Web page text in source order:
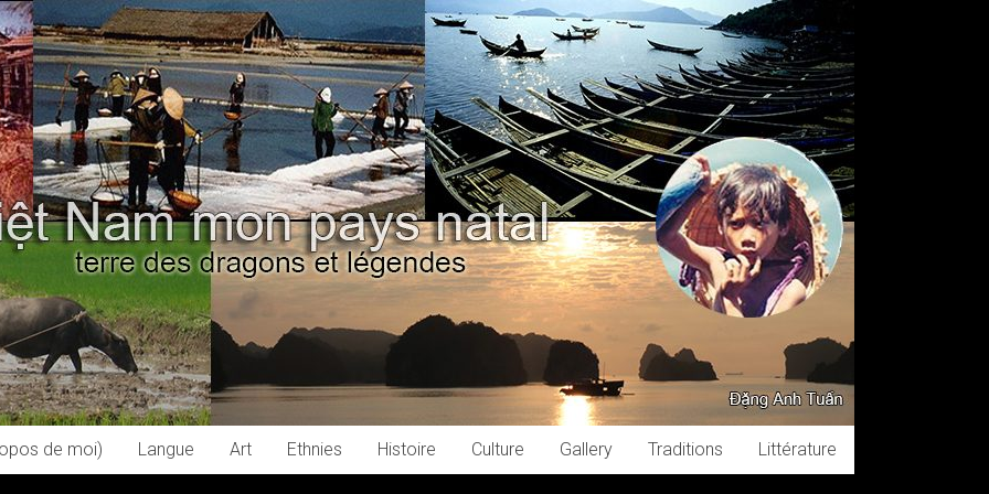
de moi) Langue Art Ethnies Histoire Culture Gallery Traditions Littérature